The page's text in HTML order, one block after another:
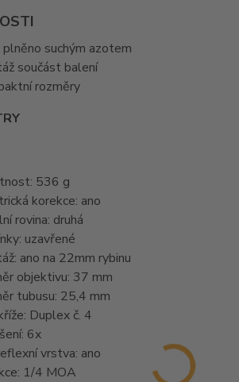
suchým azotem
součást balení
rozměry
536 g
korekce: ano
rovina: druhá
uzavřené
ano na 22mm rybinu
objektivu: 37 mm
tubusu: 25,4 mm
Duplex č. 4
6x
vrstva: ano
1/4 MOA